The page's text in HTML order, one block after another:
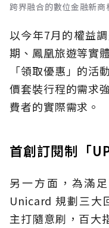
跨界融合的數位金融新商
以今年7月的權益
期、鳳凰旅遊等實
「領取優惠」的活
價套裝行程的需求
費者的實際需求。
首創訂閱制「
另一方面，為滿
Unicard 規劃三大
主打隨意刷，百大